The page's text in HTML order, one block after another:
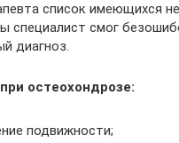
список имеющихся
специалист смог
диагноз.
остеохондрозе:
подвижности;